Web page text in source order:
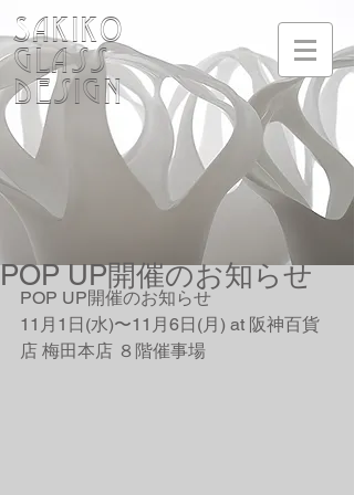
SAKIKO
Glass
design
POP UP開催のお知らせ
POP UP開催のお知らせ
11月1日(水)〜11月6日(月) at 阪神百貨
店 梅田本店 ８階催事場